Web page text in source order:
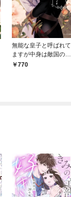
無能な皇子と呼ばれて
ますが中身は敵国の宰
相です
770